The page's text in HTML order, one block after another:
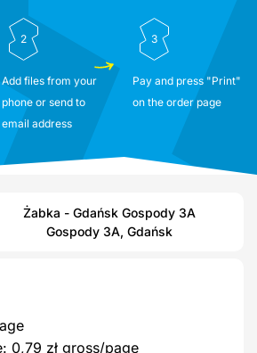
2
Add files from your
phone or send to
email address
3
Pay and press "Print"
on the order page
Żabka - Gdańsk Gospody 3A
Gospody 3A, Gdańsk
0,79 zł gross/page